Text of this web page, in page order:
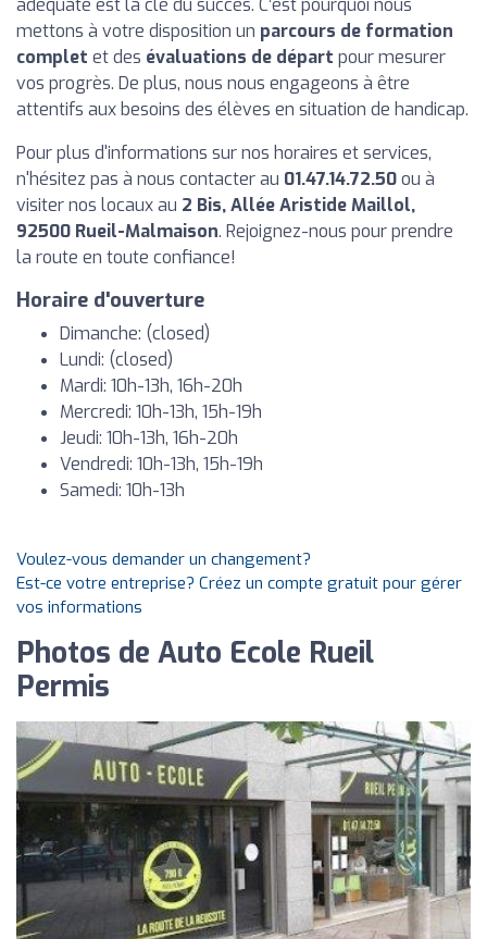
adéquate est la clé du succès. C’est pourquoi nous
mettons à votre disposition un parcours de formation
complet et des évaluations de départ pour mesurer
vos progrès. De plus, nous nous engageons à être
attentifs aux besoins des élèves en situation de handicap.
Pour plus d'informations sur nos horaires et services,
n'hésitez pas à nous contacter au 01.47.14.72.50ou à
visiter nos locaux au 2 Bis, Allée Aristide Maillol,
92500 Rueil-Malmaison. Rejoignez-nous pour prendre
la route en toute confiance!
Horaire d'ouverture
Dimanche: (closed)
Lundi: (closed)
Mardi: 10h-13h, 16h-20h
Mercredi: 10h-13h, 15h-19h
Jeudi: 10h-13h, 16h-20h
Vendredi: 10h-13h, 15h-19h
Samedi: 10h-13h
Voulez-vous demander un changement?
Est-ce votre entreprise? Créez un compte gratuit pour gérer
vos informations
Photos de Auto Ecole Rueil
Permis